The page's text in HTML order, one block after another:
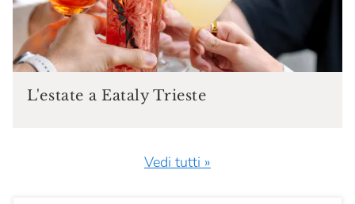
L'estate a Eataly Trieste
Vedi tutti »